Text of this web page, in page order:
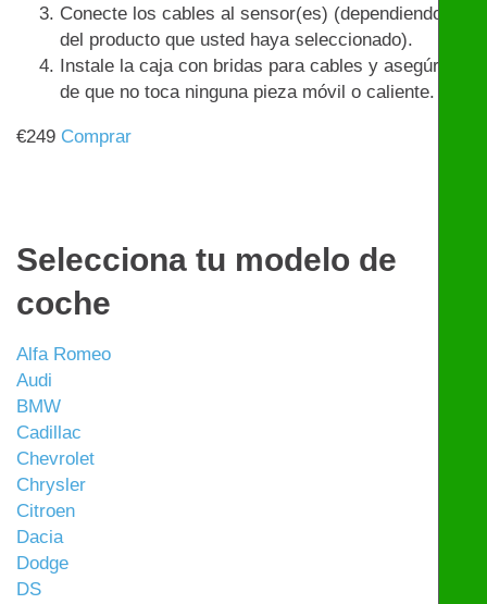
Conecte los cables al sensor(es) (dependiendo
del producto que usted haya seleccionado).
Instale la caja con bridas para cables y asegúrese
de que no toca ninguna pieza móvil o caliente.
€249 Comprar
Selecciona tu modelo de
coche
Alfa Romeo
Audi
BMW
Cadillac
Chevrolet
Chrysler
Citroen
Dacia
Dodge
DS